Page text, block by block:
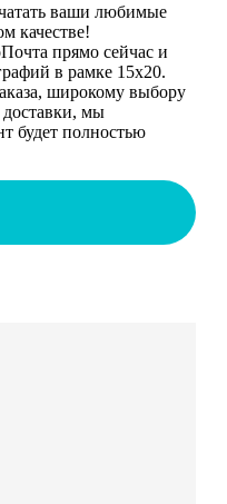
ваши любимые
качестве!
прямо сейчас и
в рамке 15х20.
широкому выбору
мы
будет полностью